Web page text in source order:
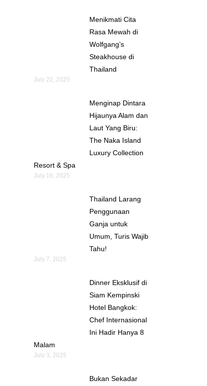
Menikmati Cita
Rasa Mewah di
Wolfgang’s
Steakhouse di
Thailand
July 22, 2025
Menginap Dintara
Hijaunya Alam dan
Laut Yang Biru:
The Naka Island
Luxury Collection
Resort & Spa
July 16, 2025
Thailand Larang
Penggunaan
Ganja untuk
Umum, Turis Wajib
Tahu!
July 7, 2025
Dinner Eksklusif di
Siam Kempinski
Hotel Bangkok:
Chef Internasional
Ini Hadir Hanya 8
Malam
July 3, 2025
Bukan Sekadar